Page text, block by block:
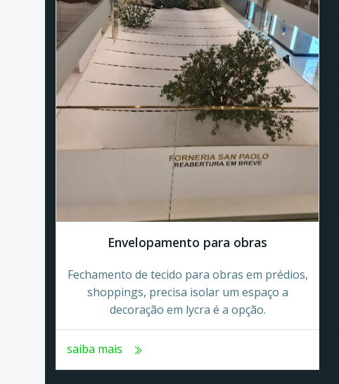
Envelopamento para obras
Fechamento de tecido para obras em prédios,
shoppings, precisa isolar um espaço a
decoração em lycra é a opção.
saiba mais